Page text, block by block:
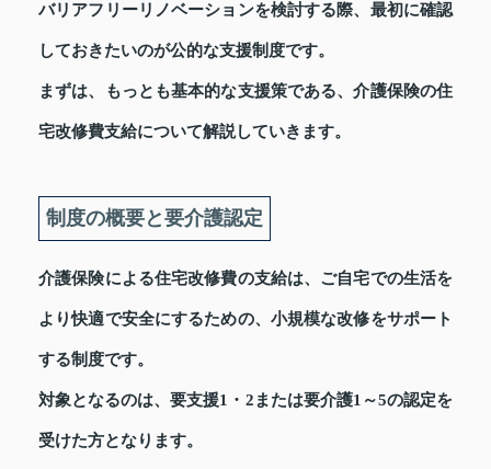
バリアフリーリノベーションを検討する際、最初に確認
しておきたいのが公的な支援制度です。
まずは、もっとも基本的な支援策である、介護保険の住
宅改修費支給について解説していきます。
制度の概要と要介護認定
介護保険による住宅改修費の支給は、ご自宅での生活を
より快適で安全にするための、小規模な改修をサポート
する制度です。
対象となるのは、要支援1・2または要介護1～5の認定を
受けた方となります。